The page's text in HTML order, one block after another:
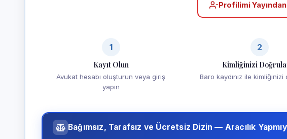
Profilimi Yayından
1
Kayıt Olun
Avukat hesabı oluşturun veya giriş
yapın
2
Kimliğinizi
Baro kaydınız ile kimliğinizi
Bağımsız, Tarafsız ve Ücretsiz Dizin — Aracılık